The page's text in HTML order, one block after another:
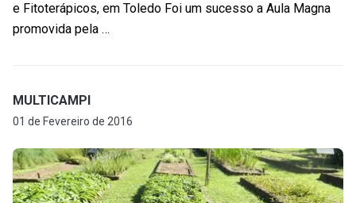
e Fitoterápicos, em Toledo Foi um sucesso a Aula Magna
promovida pela …
MULTICAMPI
01 de Fevereiro de 2016